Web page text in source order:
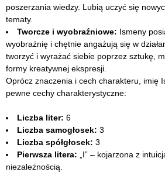
poszerzania wiedzy. Lubią uczyć się
tematy.
Tworcze i wyobraźniowe: Ismeny
wyobraźnię i chętnie angażują się w
tworzyć i wyrażać siebie poprzez sztukę,
formy kreatywnej ekspresji.
Oprócz znaczenia i cech charakteru, imię
pewne cechy charakterystyczne:
Liczba liter: 6
Liczba samogłosek: 3
Liczba spółgłosek: 3
Pierwsza litera: „I” – kojarzona z
niezależnością.